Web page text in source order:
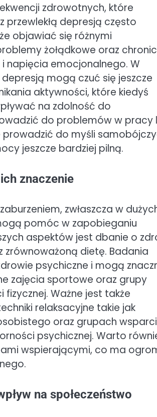
zdrowotnych, które
depresją często
objawiać się różnymi
żołądkowe oraz
napięcia emocjonalnego. W
mogą czuć się jeszcze
aktywności, które kiedyś
na zdolność do
do problemów w pracy
prowadzić do myśli
jeszcze bardziej pilną.
znaczenie
zwłaszcza w
pomóc w zapobieganiu
aspektów jest dbanie o
dietę. Badania
psychiczne i mogą
zajęcia sportowe oraz grupy
Ważne jest także
relaksacyjne takie jak
oraz grupach
psychicznej. Warto
wspierającymi, co ma
na społeczeństwo